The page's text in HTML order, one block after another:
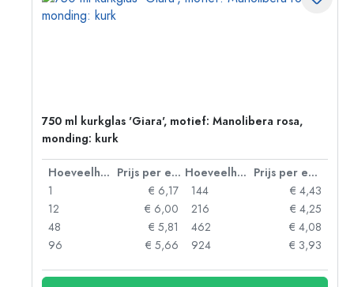
750 ml kurkglas 'Giara', motief: Manolibera rosa,
monding: kurk
Hoeveelheid Prijs per eenheid Hoeveelheid
Prijs per eenheid
1
€ 6,17
12
€ 6,00
48
€ 5,81
96
€ 5,66
144
€ 4,43
216
€ 4,25
462
€ 4,08
924
€ 3,93